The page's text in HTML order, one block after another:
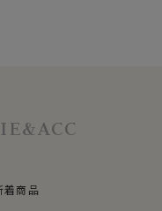
ト・ネクタイと合
気のソフトスト
着商品